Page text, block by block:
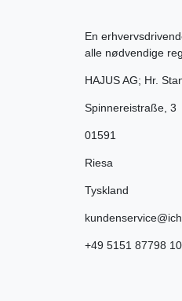
En
alle nødvendige
HAJUS AG; Hr.
Spinnereistraße 3
01591
Riesa
Tyskland
+49 5151 87798 10